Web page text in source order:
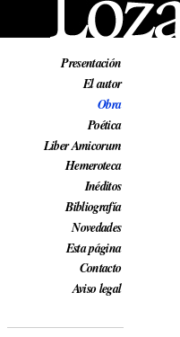
Presentación
El autor
Obra
Poética
Liber Amicorum
Hemeroteca
Inéditos
Bibliografía
Novedades
Esta página
Contacto
Aviso legal